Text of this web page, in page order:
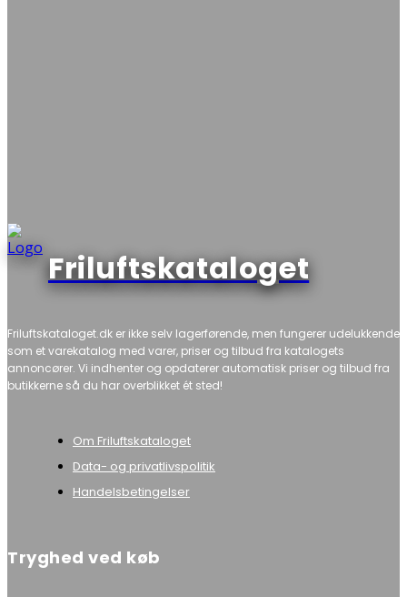
Friluftskataloget
Friluftskataloget.dk er ikke selv lagerførende, men fungerer udelukkende
som et varekatalog med varer, priser og tilbud fra katalogets
annoncører. Vi indhenter og opdaterer automatisk priser og tilbud fra
butikkerne så du har overblikket ét sted!
Om Friluftskataloget
Data- og privatlivspolitik
Handelsbetingelser
Tryghed ved køb